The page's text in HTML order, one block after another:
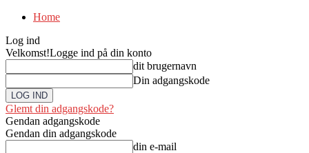
Home
Log ind
Velkomst!Logge ind på din konto
dit brugernavn
Din adgangskode
Glemt din adgangskode?
Gendan adgangskode
Gendan din adgangskode
din e-mail